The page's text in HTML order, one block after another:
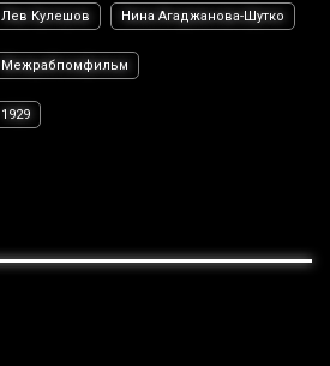
Лев Кулешов Нина Агаджанова-Шутко
Межрабпомфильм
1929